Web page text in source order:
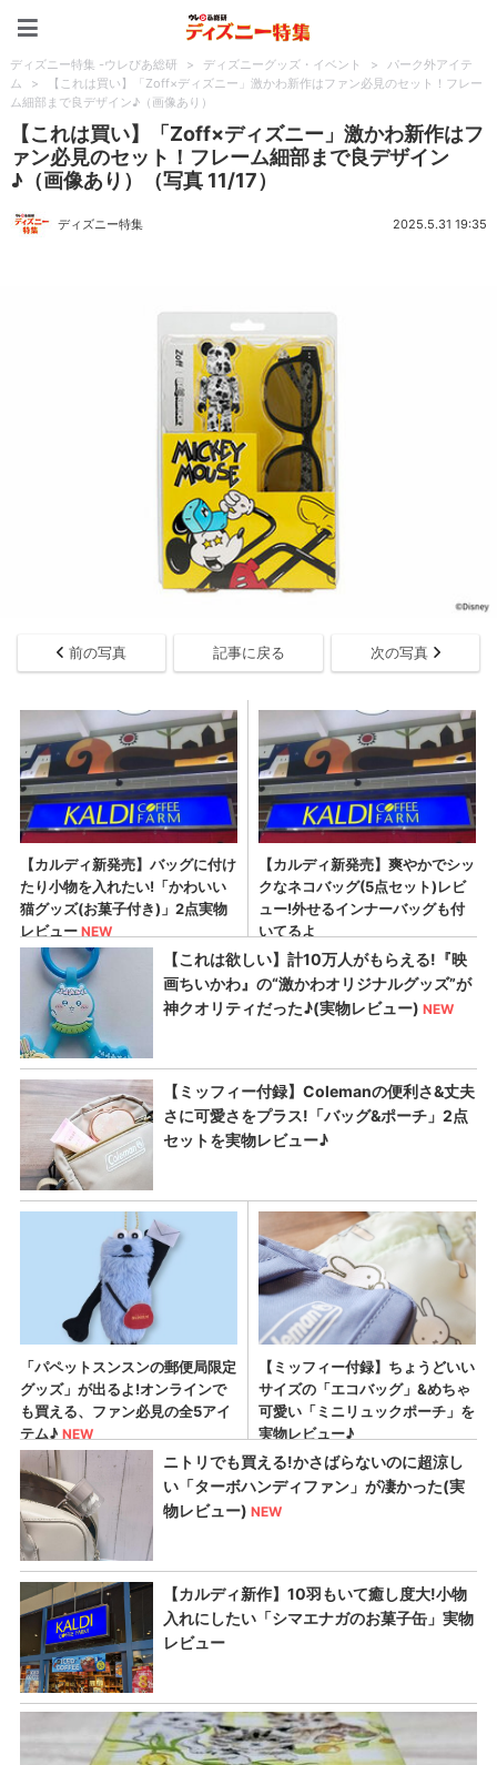
ディズニー特集 -ウレぴあ総研 > ディズニーグッズ・イベント >
パーク外アイテ
ム
>
【これは買い】「Zoff×ディズニー」激かわ新作はファン必見のセット！フレー
ム細部まで良デザイン♪（画像あり）
【これは買い】「Zoff×ディズニー」激かわ新作はフ
ァン必見のセット！フレーム細部まで良デザイン
♪（画像あり）（写真 11/17）
ディズニー特集 2025.5.31 19:35
前の写真 記事に戻る 次の写真